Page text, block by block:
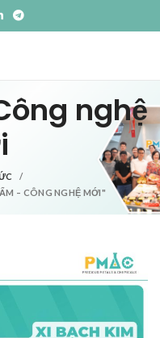
nghệ
– CÔNG NGHỆ MỚI"